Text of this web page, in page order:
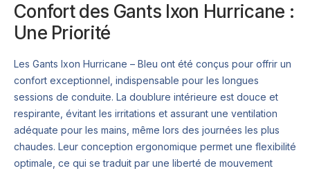
Confort des Gants Ixon Hurricane :
Une Priorité
Les Gants Ixon Hurricane – Bleu ont été conçus pour offrir un
confort exceptionnel, indispensable pour les longues
sessions de conduite. La doublure intérieure est douce et
respirante, évitant les irritations et assurant une ventilation
adéquate pour les mains, même lors des journées les plus
chaudes. Leur conception ergonomique permet une flexibilité
optimale, ce qui se traduit par une liberté de mouvement